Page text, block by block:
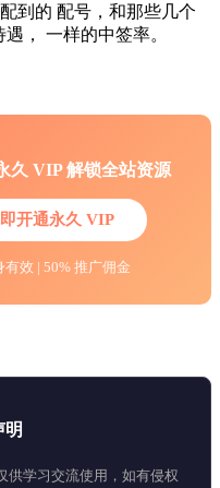
到的 配号，和那些几个
， 一样的中签率。
久 VIP 解锁全站资源
开通永久 VIP
效 | 50% 推广佣金
明
供学习交流使用，如有侵权